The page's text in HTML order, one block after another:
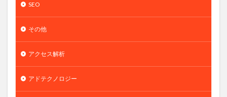
SEO
その他
アクセス解析
アドテクノロジー